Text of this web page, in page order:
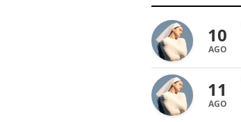
10
AGO
11
AGO